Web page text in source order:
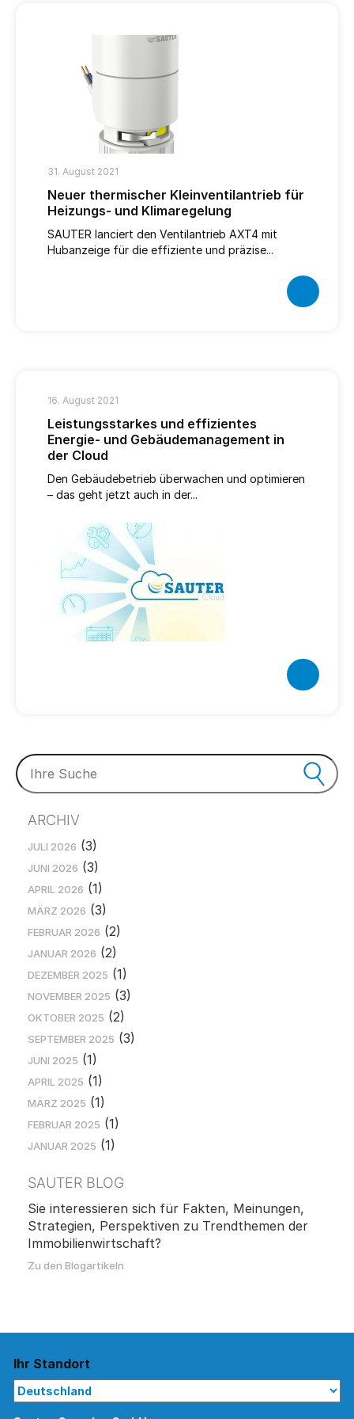
31. August 2021
Neuer thermischer Kleinventilantrieb für
Heizungs- und Klimaregelung
SAUTER lanciert den Ventilantrieb AXT4 mit
Hubanzeige für die effiziente und präzise...
16. August 2021
Leistungsstarkes und effizientes
Energie- und Gebäudemanagement in
der Cloud
Den Gebäudebetrieb überwachen und optimieren
– das geht jetzt auch in der...
ARCHIV
JULI 2026 (3)
JUNI 2026 (3)
APRIL 2026 (1)
MÄRZ 2026 (3)
FEBRUAR 2026 (2)
JANUAR 2026 (2)
DEZEMBER 2025 (1)
NOVEMBER 2025 (3)
OKTOBER 2025 (2)
SEPTEMBER 2025 (3)
JUNI 2025 (1)
APRIL 2025 (1)
MÄRZ 2025 (1)
FEBRUAR 2025 (1)
JANUAR 2025 (1)
SAUTER BLOG
Sie interessieren sich für Fakten, Meinungen,
Strategien, Perspektiven zu Trendthemen der
Immobilienwirtschaft?
Zu den Blogartikeln
Ihr Standort